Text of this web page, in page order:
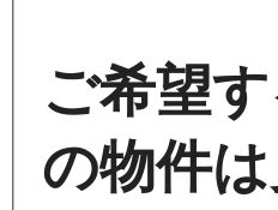
ご希望
の物件